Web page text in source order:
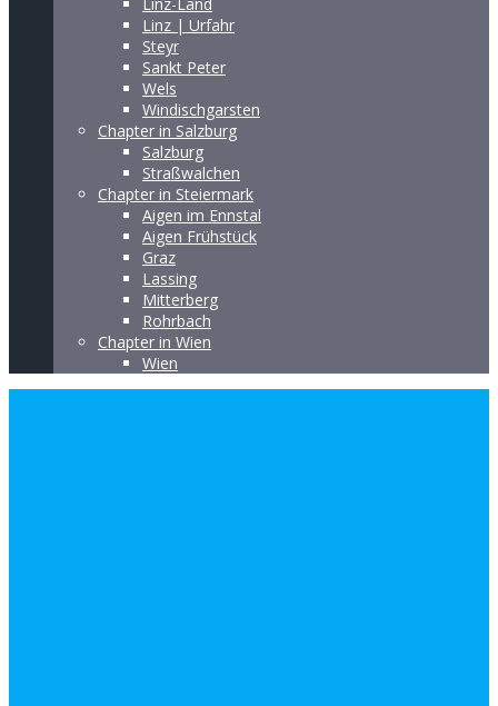
Linz | Urfahr
Steyr
Sankt Peter
Wels
Windischgarsten
Chapter in Salzburg
Salzburg
Straßwalchen
Chapter in Steiermark
Aigen im Ennstal
Aigen Frühstück
Graz
Lassing
Mitterberg
Rohrbach
Chapter in Wien
Wien